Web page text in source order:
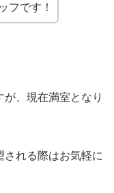
フです！
、現在満室となり
れる際はお気軽に